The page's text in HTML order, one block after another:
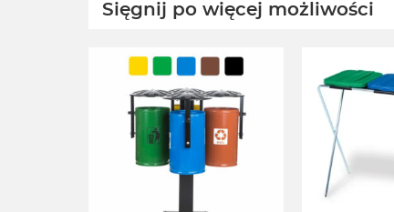
Sięgnij po więcej możliwości